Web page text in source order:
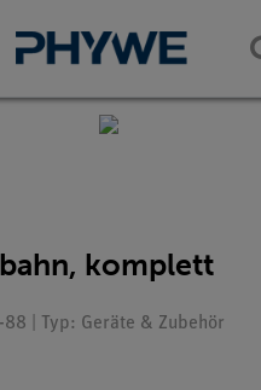
komplett
| Typ: Geräte & Zubehör